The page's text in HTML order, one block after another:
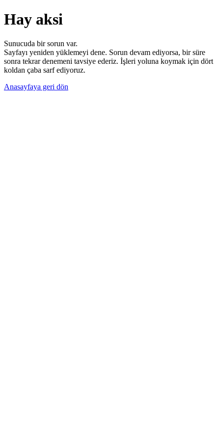
Hay aksi
Sunucuda bir sorun var.
Sayfayı yeniden yüklemeyi dene. Sorun devam ediyorsa, bir süre
sonra tekrar denemeni tavsiye ederiz. İşleri yoluna koymak için dört
koldan çaba sarf ediyoruz.
Anasayfaya geri dön